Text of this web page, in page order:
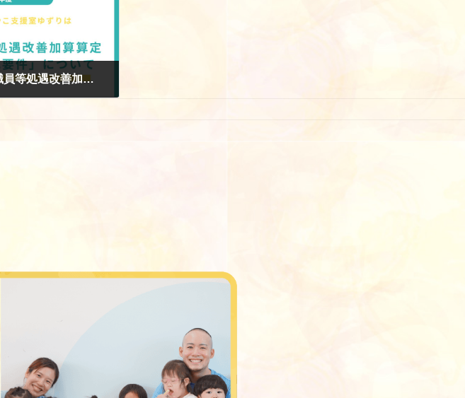
令和8年度福祉・介護職員等処遇改善加算算定に係る「見える化要件」について